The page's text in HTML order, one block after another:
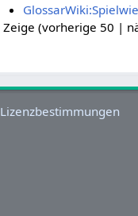
Zeige (vorherige 50 |
Lizenzbestimmungen